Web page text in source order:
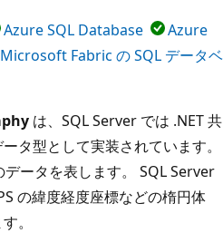
Azure SQL Database
Azure
Microsoft Fabric の SQL データベ
は、SQL Server では .NET 共
タ型として実装されています。
ータを表します。 SQL Server
の緯度経度座標などの楕円体
。